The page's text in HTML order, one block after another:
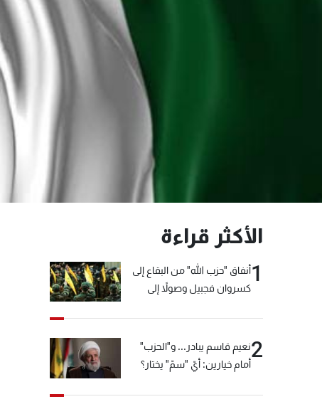
الأكثر قراءة
1أنفاق "حزب الله" من البقاع إلى
كسروان فجبيل وصولاً إلى
2نعيم قاسم يبادر... و"الحزب"
أمام خيارين: أيّ "سمّ" يختار؟